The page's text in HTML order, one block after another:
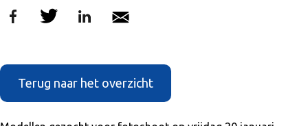
Terug naar het overzicht